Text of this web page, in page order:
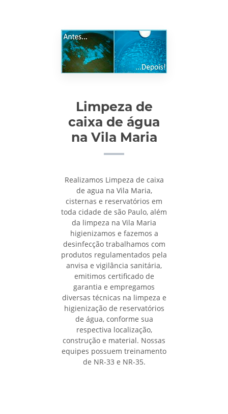
Limpeza de
caixa de água
na Vila Maria
Realizamos Limpeza de caixa
de agua na Vila Maria,
cisternas e reservatórios em
toda cidade de são Paulo, além
da limpeza na Vila Maria
higienizamos e fazemos a
desinfecção trabalhamos com
produtos regulamentados pela
anvisa e vigilância sanitária,
emitimos certificado de
garantia e empregamos
diversas técnicas na limpeza e
higienização de reservatórios
de água, conforme sua
respectiva localização,
construção e material. Nossas
equipes possuem treinamento
de NR-33 e NR-35.